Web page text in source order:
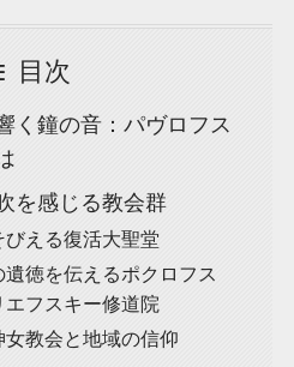
目次
く鐘の音：パヴロフス
を感じる教会群
える復活大聖堂
徳を伝えるポクロフス
エフスキー修道院
女教会と地域の信仰